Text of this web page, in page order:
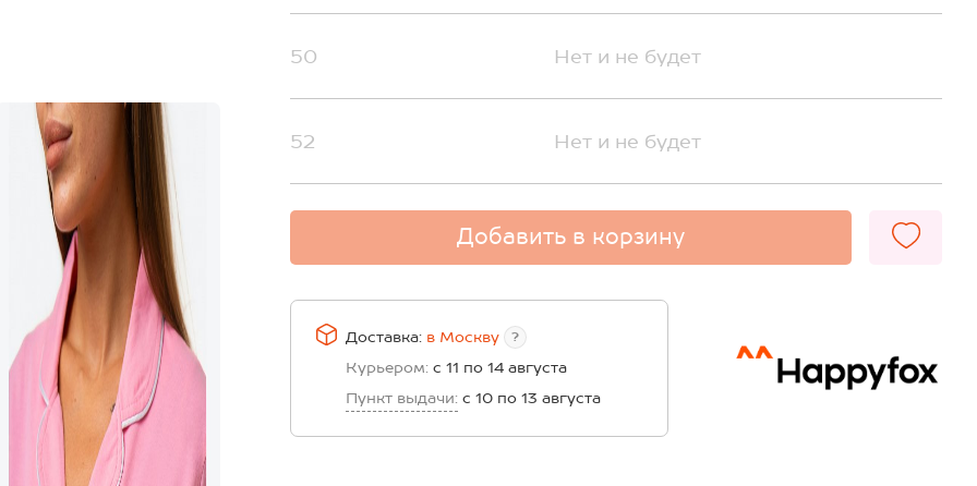
50 Нет и не будет
52 Нет и не будет
Добавить в корзину
Доставка: в Москву ?
Курьером: с 11 по 14 августа
Пункт выдачи: с 10 по 13 августа